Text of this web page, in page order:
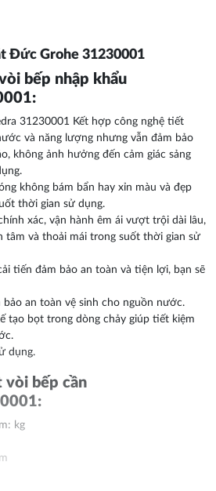
Đức Grohe 31230001
bếp nhập khẩu
31230001 Kết hợp công nghệ tiết
và năng lượng nhưng vẫn đảm bảo
không ảnh hưởng đến cảm giác sảng
không bám bẩn hay xỉn màu và đẹp
thời gian sử dụng.
xác, vận hành êm ái vượt trội dài lâu,
tâm và thoải mái trong suốt thời gian sử
tiến đảm bảo an toàn và tiện lợi, bạn sẽ
bảo an toàn vệ sinh cho nguồn nước.
tạo bọt trong dòng chảy giúp tiết kiệm
dụng.
vòi bếp cần
kg